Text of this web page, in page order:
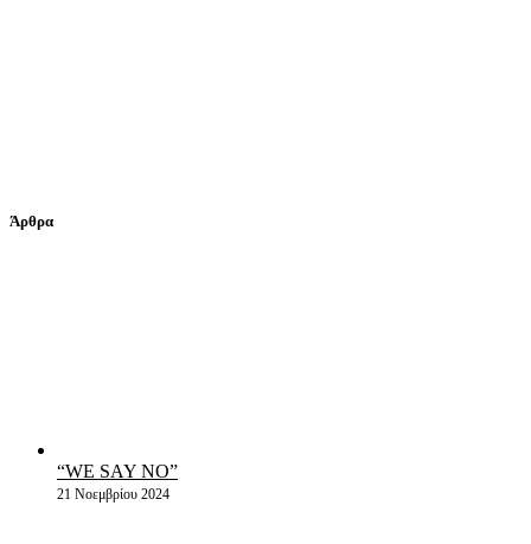
Άρθρα
“WE SAY NO”
21 Νοεμβρίου 2024